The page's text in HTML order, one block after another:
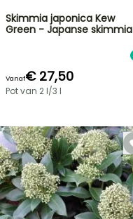
FLASH-
SALES
TOT
Skimmia japonica Kew
Green - Japanse skimmia
Vanaf€ 27,50
Pot van 2 l/3 l